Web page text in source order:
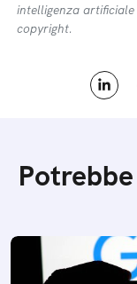
intelligenza
copyright.